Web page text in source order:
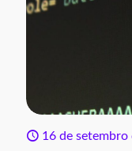
16 de setembro